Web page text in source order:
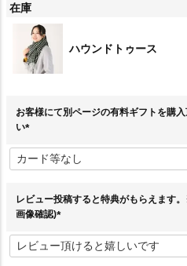
在庫
ハウンドトゥース
お客様にて別ページの有料ギフトを購
い
必
須
レビュー投稿すると特典がもらえます
画像確認)
必
須